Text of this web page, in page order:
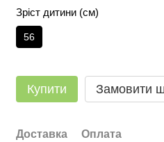
Зріст дитини (см)
56
Купити Замовити
Доставка Оплата